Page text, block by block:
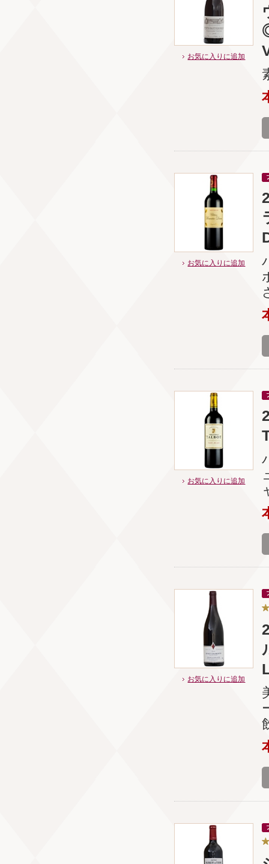
お気に入りに追加
お気に入りに追加
お気に入りに追加
お気に入りに追加